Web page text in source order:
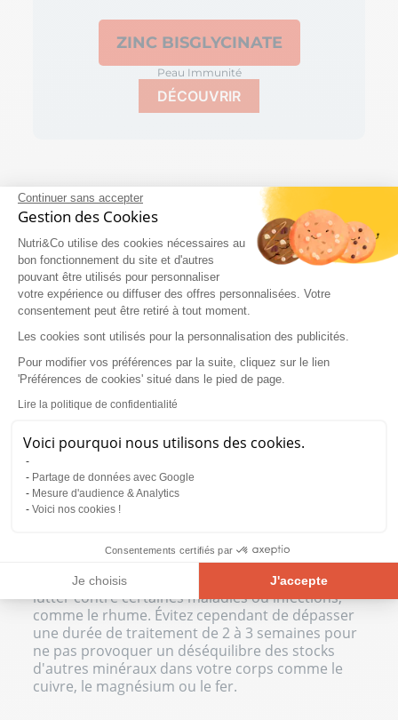
Continuer sans accepter
Gestion des Cookies
Nutri&Co utilise des cookies nécessaires au
bon fonctionnement du site et d'autres
pouvant être utilisés pour personnaliser
votre expérience ou diffuser des offres personnalisées. Votre
consentement peut être retiré à tout moment.
Les cookies sont utilisés pour la personnalisation des publicités.
Pour modifier vos préférences par la suite, cliquez sur le lien
'Préférences de cookies' situé dans le pied de page.
Lire la politique de confidentialité
Voici pourquoi nous utilisons des cookies.
Partage de données avec Google
Mesure d'audience & Analytics
Voici nos cookies !
Consentements certifiés par
Je choisis J'accepte
Axeptio consent
Plateforme de Gestion du Consentement : Personnalisez vos
Notre plateforme vous permet d'adapter et de gérer vos
ZINC BISGLYCINATE
Peau Immunité
DÉCOUVRIR
SURDOSAGE EN ZINC : QUELS
SONT LES RISQUES ?
Bien que le zinc soit bénéfique à certaines doses,
un excès peut entraîner une intoxication. Les
symptômes d'un surdosage en zinc peuvent être
graves et incluent des vomissements, de la
même des problèmes de concentration.
Il est essentiel de comprendre quele zinc ne
périodes, car cela peut entraîner un déséquilibre
des stocks d'autres minéraux, comme le cuivre,
le magnésium ou le fer.
À l’inverse, il est possible de consommer des
doses plus importantes de zinc, mais
uniquement sur des périodes réduites pour
lutter contre certaines maladies ou infections,
comme le rhume. Évitez cependant de dépasser
une durée de traitement de 2 à 3 semaines pour
ne pas provoquer un déséquilibre des stocks
d'autres minéraux dans votre corps comme le
cuivre, le magnésium ou le fer.